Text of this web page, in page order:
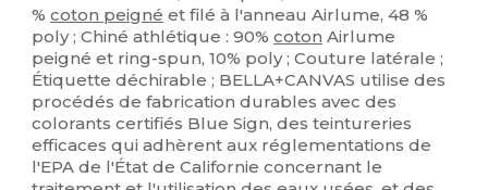
%coton peigné et filé à l'anneau Airlume, 48 %
poly ; Chiné athlétique : 90%coton Airlume
peigné et ring-spun, 10% poly ; Couture latérale ;
Étiquette déchirable ; BELLA+CANVAS utilise des
procédés de fabrication durables avec des
colorants certifiés Blue Sign, des teintureries
efficaces qui adhèrent aux réglementations de
l'EPA de l'État de Californie concernant le